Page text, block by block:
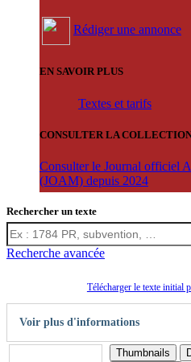
Rédiger une annonce
EN SAVOIR PLUS
Textes et tarifs
CONSULTER LA
Consulter le Journal officiel
(JOAM) depuis 2024
Rechercher un texte
Recherche avancée
Télécharger le texte initial
Voir plus d'informations
Thumbnails